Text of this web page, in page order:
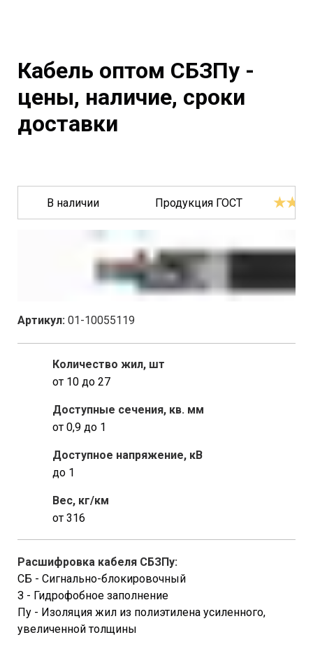
Кабель оптом СБЗПу -
цены, наличие, сроки
доставки
В наличии Продукция ГОСТ
Артикул: 01-10055119
Количество жил, шт
от 10 до 27
Доступные сечения, кв. мм
от 0,9 до 1
Доступное напряжение, кВ
до 1
Вес, кг/км
от 316
Расшифровка кабеля СБЗПу:
СБ - Сигнально-блокировочный
З - Гидрофобное заполнение
Пу - Изоляция жил из полиэтилена усиленного,
увеличенной толщины